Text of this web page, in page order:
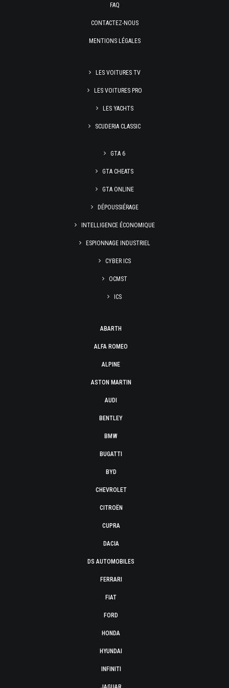
FAQ
CONTACTEZ-NOUS
MENTIONS LÉGALES
LES VOITURES TV
LES VOITURES PRO
LES YACHTS
SCUDERIA CLASSIC
GTA 6
GTA CHEATS
GTA ONLINE
DÉPOUSSIÉRAGE
INTELLIGENCE ÉCONOMIQUE
ESPIONNAGE INDUSTRIEL
CYBER ICS
OCMST
ICS
ABARTH
ALFA ROMEO
ALPINE
ASTON MARTIN
AUDI
BENTLEY
BMW
BUGATTI
BYD
CHEVROLET
CITROËN
CUPRA
DACIA
DS AUTOMOBILES
FERRARI
FIAT
FORD
HONDA
HYUNDAI
INFINITI